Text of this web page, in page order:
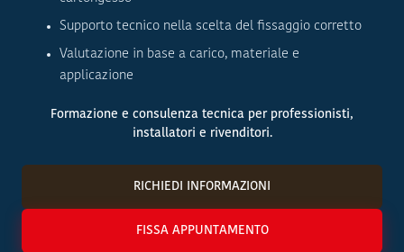
Supporto tecnico nella scelta del fissaggio corretto
Valutazione in base a carico, materiale e
applicazione
Formazione e consulenza tecnica per professionisti,
installatori e rivenditori.
RICHIEDI INFORMAZIONI
FISSA APPUNTAMENTO